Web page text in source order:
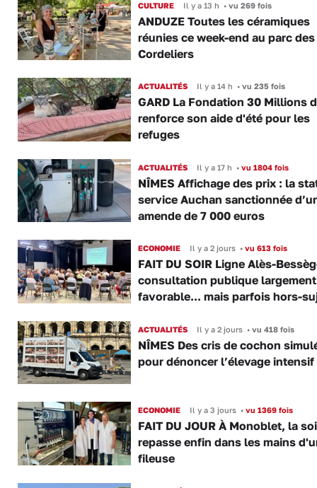
CULTURE Il y a 13 h •vu 269 fois
ANDUZE Toutes les céramiques
réunies ce week-end au parc des
Cordeliers
ACTUALITÉS Il y a 14 h •vu 235 fois
GARD La Fondation 30 Millions
renforce son aide d'été pour les
refuges
ACTUALITÉS Il y a 17 h •vu 1804 fois
NÎMES Affichage des prix : la
service Auchan sanctionnée
amende de 7 000 euros
ECONOMIE Il y a 2 jours •vu 613 fois
FAIT DU SOIR Ligne Alès-
consultation publique largement
favorable... mais parfois hors-
ACTUALITÉS Il y a 2 jours •vu 418 fois
NÎMES Des cris de cochon
pour dénoncer l’élevage intensif
ECONOMIE Il y a 3 jours •vu 1369 fois
FAIT DU JOUR À Monoblet, la
repasse enfin dans les mains
fileuse